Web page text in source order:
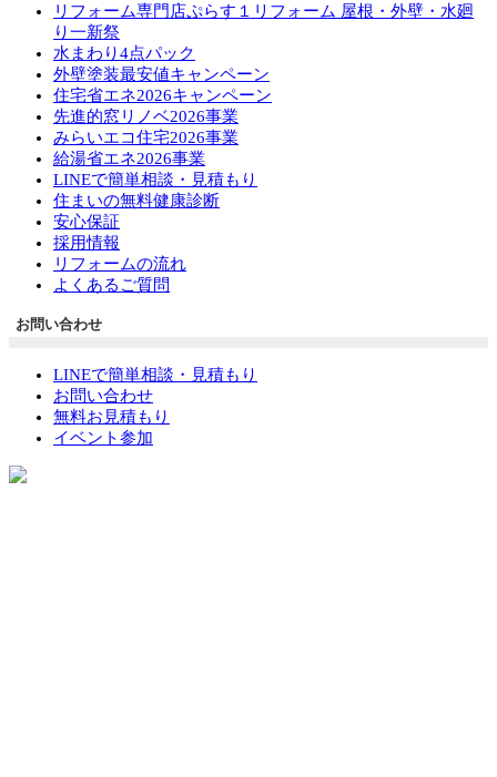
リフォーム専門店ぷらす１リフォーム 屋根・外壁・水廻
り一新祭
水まわり4点パック
外壁塗装最安値キャンペーン
住宅省エネ2026キャンペーン
先進的窓リノベ2026事業
みらいエコ住宅2026事業
給湯省エネ2026事業
LINEで簡単相談・見積もり
住まいの無料健康診断
安心保証
採用情報
リフォームの流れ
よくあるご質問
お問い合わせ
LINEで簡単相談・見積もり
お問い合わせ
無料お見積もり
イベント参加